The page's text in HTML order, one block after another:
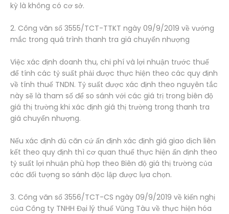
kỳ là không có cơ sở.
2. Công văn số 3555/TCT-TTKT ngày 09/9/2019 về vướng
mắc trong quá trình thanh tra giá chuyển nhượng
Việc xác định doanh thu, chi phí và lợi nhuận trước thuế
để tính các tỷ suất phải được thực hiện theo các quy định
về tính thuế TNDN. Tỷ suất được xác định theo nguyên tắc
này sẽ là tham số để so sánh với các giá trị trong biên độ
giá thị trường khi xác định giá thị trường trong thanh tra
giá chuyển nhượng.
Nếu xác định đủ căn cứ ấn định xác định giá giao dịch liên
kết theo quy định thì cơ quan thuế thực hiện ấn định theo
tỷ suất lợi nhuận phù hợp theo Biên độ giá thị trường của
các đối tượng so sánh độc lập được lựa chọn.
3. Công văn số 3556/TCT-CS ngày 09/9/2019 về kiến nghị
của Công ty TNHH Đại lý thuế Vũng Tàu về thực hiện hóa